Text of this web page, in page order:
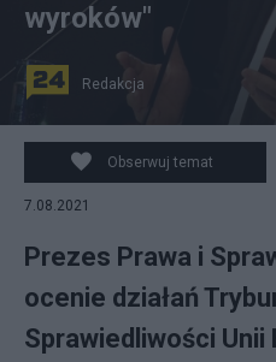
Jarosław Kaczyński o
wyroków"
Redakcja
Obserwuj temat
7.08.2021
Prezes Prawa i
ocenie działań
Sprawiedliwości Unii